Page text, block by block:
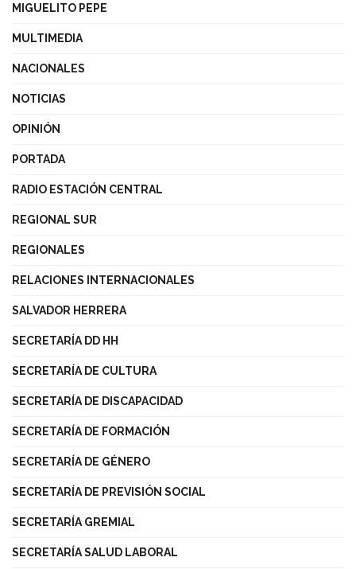
MIGUELITO PEPE
MULTIMEDIA
NACIONALES
NOTICIAS
OPINIÓN
PORTADA
RADIO ESTACIÓN CENTRAL
REGIONAL SUR
REGIONALES
RELACIONES INTERNACIONALES
SALVADOR HERRERA
SECRETARÍA DD HH
SECRETARÍA DE CULTURA
SECRETARÍA DE DISCAPACIDAD
SECRETARÍA DE FORMACIÓN
SECRETARÍA DE GÉNERO
SECRETARÍA DE PREVISIÓN SOCIAL
SECRETARÍA GREMIAL
SECRETARÍA SALUD LABORAL